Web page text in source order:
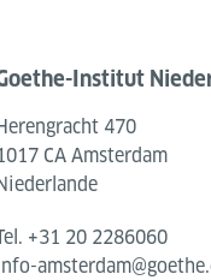
Institut
470
CA Amsterdam
+31 20 2286060